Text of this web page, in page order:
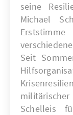
seine
Michael
Seit
militärischer
Schelleis